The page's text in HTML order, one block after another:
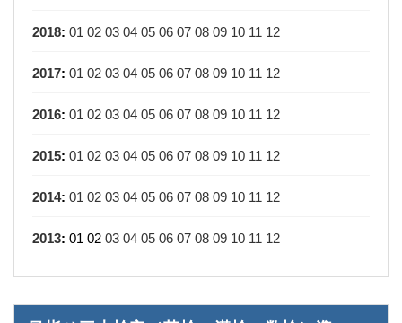
2018: 01 02 03 04 05 06 07 08 09 10 11 12
2017: 01 02 03 04 05 06 07 08 09 10 11 12
2016: 01 02 03 04 05 06 07 08 09 10 11 12
2015: 01 02 03 04 05 06 07 08 09 10 11 12
2014: 01 02 03 04 05 06 07 08 09 10 11 12
2013: 01 02 03 04 05 06 07 08 09 10 11 12